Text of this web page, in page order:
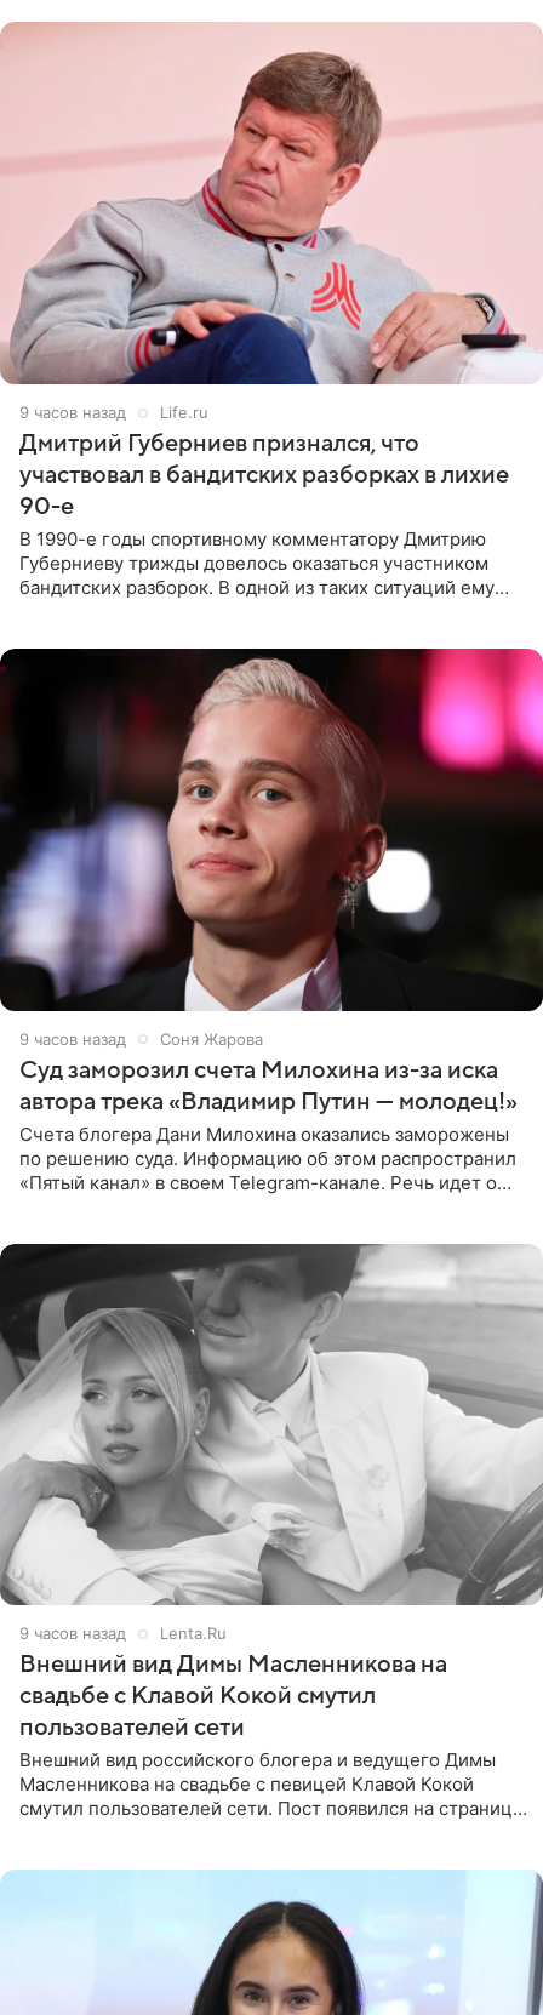
9 часов назад Life.ru
Дмитрий Губерниев признался, что
участвовал в бандитских разборках в лихие
90-е
В 1990-е годы спортивному комментатору Дмитрию
Губерниеву трижды довелось оказаться участником
бандитских разборок. В одной из таких ситуаций ему
9 часов назад Соня Жарова
Суд заморозил счета Милохина из-за иска
автора трека «Владимир Путин — молодец!»
Счета блогера Дани Милохина оказались заморожены
по решению суда. Информацию об этом распространил
«Пятый канал» в своем Telegram-канале. Речь идет о
9 часов назад Lenta.Ru
Внешний вид Димы Масленникова на
свадьбе с Клавой Кокой смутил
пользователей сети
Внешний вид российского блогера и ведущего Димы
Масленникова на свадьбе с певицей Клавой Кокой
смутил пользователей сети. Пост появился на странице